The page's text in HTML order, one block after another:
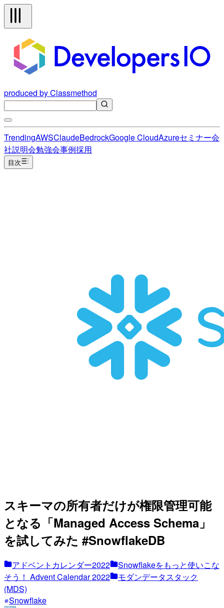
produced by Classmethod
TrendingAWSClaudeBedrockGoogle CloudAzureセミナー会
社説明会勉強会事例採用
目次
スキーマの所有者だけが権限管理可能
となる「Managed Access Schema」
を試してみた #SnowflakeDB
アドベントカレンダー2022
Snowflakeをもっと使いこな
そう！ Advent Calendar 2022
モダンデータスタック
(MDS)
Snowflake